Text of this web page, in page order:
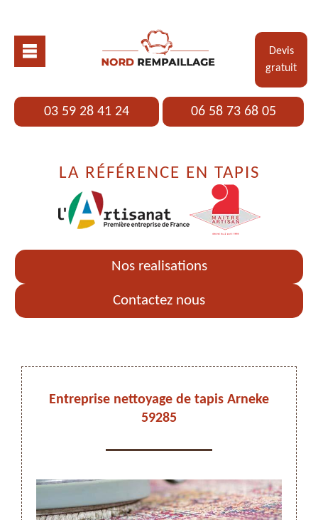
Devis
gratuit
03 59 28 41 24 06 58 73 68 05
LA RÉFÉRENCE EN TAPIS
Nos realisations
Contactez nous
Entreprise nettoyage de tapis Arneke
59285